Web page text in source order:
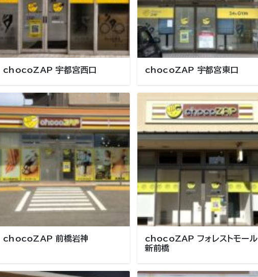
chocoZAP 宇都宮西口 chocoZAP 宇都宮東口
chocoZAP 前橋岩神
chocoZAP フォレストモール
新前橋